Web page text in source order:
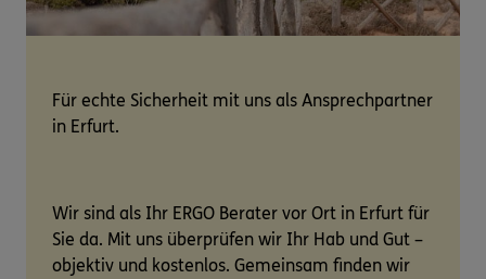
Für echte Sicherheit mit uns als Ansprechpartner
in Erfurt.
Wir sind als Ihr ERGO Berater vor Ort in Erfurt für
Sie da. Mit uns überprüfen wir Ihr Hab und Gut –
objektiv und kostenlos. Gemeinsam finden wir